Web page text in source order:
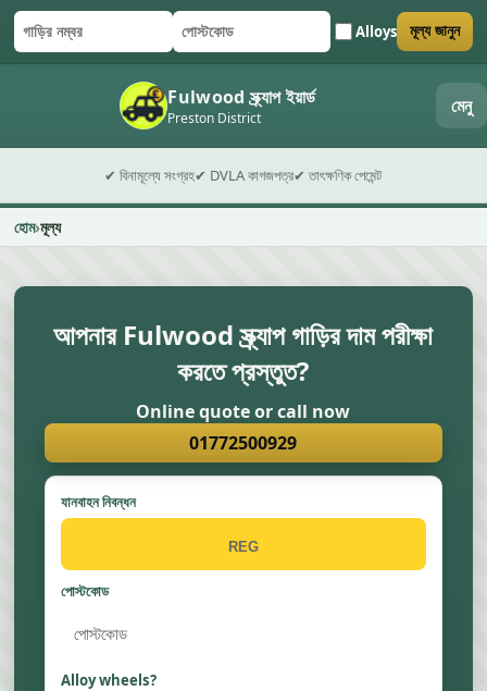
গাড়ির নম্বর
পোস্টকোড Alloys
ফর্ম জমা দিন মূল্য জানুন
Fulwood স্ক্র্যাপ ইয়ার্ড
Preston District মেনু
✔ বিনামূল্যে সংগ্রহ✔ DVLA কাগজপত্র✔ তাৎক্ষণিক পেমেন্ট
হোম মূল্য
আপনার Fulwood স্ক্র্যাপ গাড়ির দাম পরীক্ষা
করতে প্রস্তুত?
Online quote or call now
01772500929
যানবাহন নিবন্ধন
পোস্টকোড
Alloy wheels?